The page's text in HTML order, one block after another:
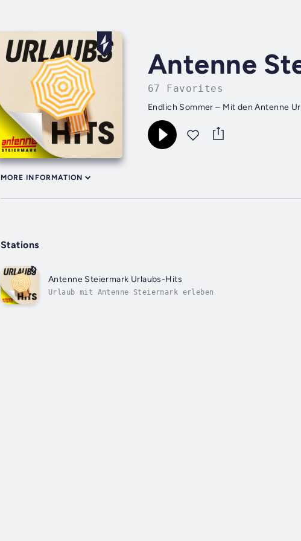
Antenne
67 Favorites
Endlich Sommer – Mit den Antenne
MORE INFORMATION
Stations
Antenne Steiermark Urlaubs-Hits
Urlaub mit Antenne Steiermark erleben